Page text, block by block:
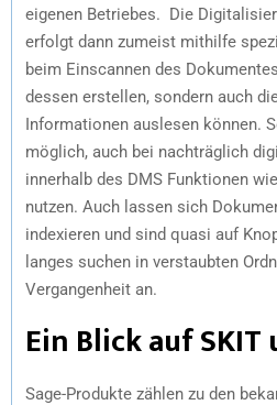
eigenen Betriebes. Die
erfolgt dann zumeist mithilfe
beim Einscannen des
dessen erstellen, sondern auch
Informationen auslesen können.
möglich, auch bei nachträglich
innerhalb des DMS Funktionen
nutzen. Auch lassen sich
indexieren und sind quasi auf
langes suchen in verstaubten
Vergangenheit an.
Ein Blick auf SKIT
Sage-Produkte zählen zu den